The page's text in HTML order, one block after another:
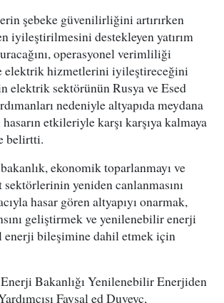
şebeke güvenilirliğini artırırken
iyileştirilmesini destekleyen yatırım
operasyonel verimliliği
elektrik hizmetlerini iyileştireceğini
elektrik sektörünün Rusya ve Esed
nedeniyle altyapıda meydana
etkileriyle karşı karşıya kalmaya
belirtti.
ekonomik toparlanmayı ve
yeniden canlanmasını
hasar gören altyapıyı onarmak,
geliştirmek ve yenilenebilir enerji
bileşimine dahil etmek için
Bakanlığı Yenilenebilir Enerjiden
Faysal ed Duveyc,